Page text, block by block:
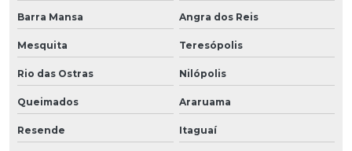
Barra Mansa Angra dos Reis
Mesquita Teresópolis
Rio das Ostras Nilópolis
Queimados Araruama
Resende Itaguaí